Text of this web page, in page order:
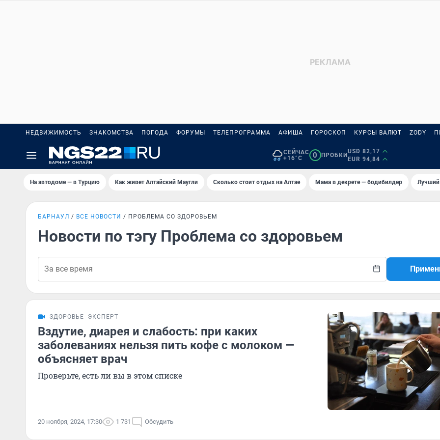
НЕДВИЖИМОСТЬ ЗНАКОМСТВА ПОГОДА ФОРУМЫ ТЕЛЕПРОГРАММА АФИША ГОРОСКОП КУРСЫ ВАЛЮТ ZODY
СЕЙЧАС
+16°C
0 ПРОБКИ
USD 82,17
EUR 94,84
На автодоме — в Турцию Как живет Алтайский Маугли Сколько стоит отдых на Алтае Мама в декрете — бодибилдер
БАРНАУЛ ВСЕ НОВОСТИ ПРОБЛЕМА СО ЗДОРОВЬЕМ
Новости по тэгу Проблема со здоровьем
ЗДОРОВЬЕ ЭКСПЕРТ
Вздутие, диарея и слабость: при каких
заболеваниях нельзя пить кофе с молоком —
объясняет врач
Проверьте, есть ли вы в этом списке
20 ноября, 2024, 17:30 1 731 Обсудить